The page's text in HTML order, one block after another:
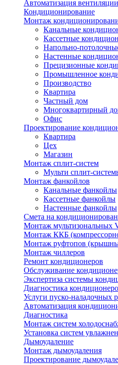
Автоматизация вентиляции
Кондиционирование
Монтаж
Канальные
Кассетные
Напольно-
Настенные
Прецизионные
Промышленное
Производство
Квартира
Частный дом
Многоквартирный
Офис
Проектирование
Квартира
Цех
Магазин
Монтаж сплит-систем
Мульти сплит-
Монтаж фанкойлов
Канальные фанкойлы
Кассетные фанкойлы
Настенные фанкойлы
Смета на
Монтаж мультизональных
Монтаж ККБ
Монтаж руфтопов
Монтаж чиллеров
Ремонт кондиционеров
Обслуживание
Экспертиза системы
Диагностика
Услуги пуско-наладочных
Автоматизация
Диагностика
Монтаж систем
Установка систем
Дымоудаление
Монтаж дымоудаления
Проектирование